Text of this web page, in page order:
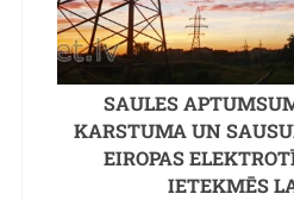
SAULES
KARSTUMA UN
EIROPAS
IETEKMĒS